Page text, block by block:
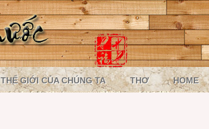
THẾ GIỚI CỦA CHÚNG TA THƠ HOME